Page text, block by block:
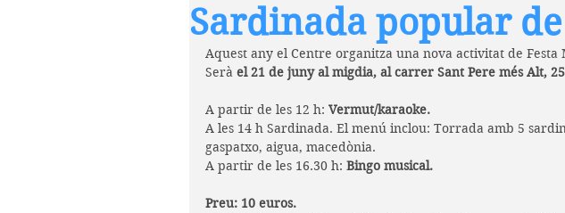
Sardinada popular
Aquest any el Centre organitza una nova activitat de
Serà el 21 de juny al migdia, al carrer Sant Pere més Alt, 25
A partir de les 12 h: Vermut/karaoke.
A les 14 h Sardinada. El menú inclou: Torrada amb 5
gaspatxo, aigua, macedònia.
A partir de les 16.30 h: Bingo musical.
Preu: 10 euros.